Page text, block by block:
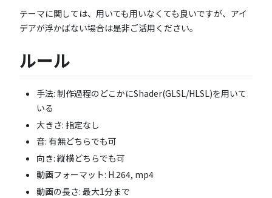
テーマに関しては、用いても用いなくても良いですが、アイ
デアが浮かばない場合は是非ご活用ください。
ルール
手法: 制作過程のどこかにShader(GLSL/HLSL)を用いて
いる
大きさ: 指定なし
音: 有無どちらでも可
向き: 縦横どちらでも可
動画フォーマット: H.264, mp4
動画の長さ: 最大1分まで